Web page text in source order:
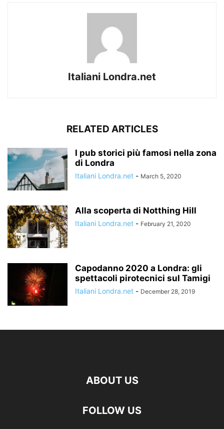
Italiani Londra.net
RELATED ARTICLES
I pub storici più famosi nella zona
di Londra
Italiani Londra.net - March 5, 2020
Alla scoperta di Notthing Hill
Italiani Londra.net - February 21, 2020
Capodanno 2020 a Londra: gli
spettacoli pirotecnici sul Tamigi
Italiani Londra.net - December 28, 2019
ABOUT US
FOLLOW US